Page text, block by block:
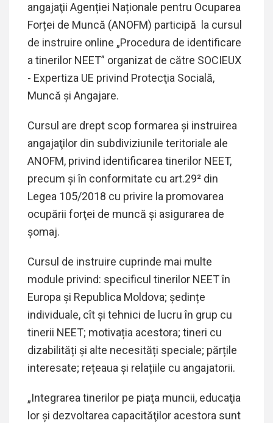
angajaţii Agenției Naționale pentru Ocuparea
Forței de Muncă (ANOFM) participă la cursul
de instruire online „Procedura de identificare
a tinerilor NEET” organizat de către SOCIEUX
- Expertiza UE privind Protecţia Socială,
Muncă şi Angajare.
Cursul are drept scop formarea şi instruirea
angajaţilor din subdiviziunile teritoriale ale
ANOFM, privind identificarea tinerilor NEET,
precum şi în conformitate cu art.29² din
Legea 105/2018 cu privire la promovarea
ocupării forţei de muncă şi asigurarea de
şomaj.
Cursul de instruire cuprinde mai multe
module privind: specificul tinerilor NEET în
Europa și Republica Moldova; ședințe
individuale, cît și tehnici de lucru în grup cu
tinerii NEET; motivația acestora; tineri cu
dizabilități și alte necesități speciale; părțile
interesate; rețeaua și relațiile cu angajatorii.
„Integrarea tinerilor pe piaţa muncii, educaţia
lor și dezvoltarea capacităţilor acestora sunt